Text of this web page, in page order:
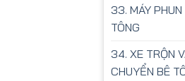
33. MÁY
TÔNG
34. XE TRỘN
CHUYỂN BÊ